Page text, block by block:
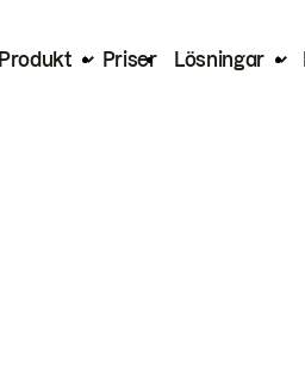
Produkt Priser Lösningar